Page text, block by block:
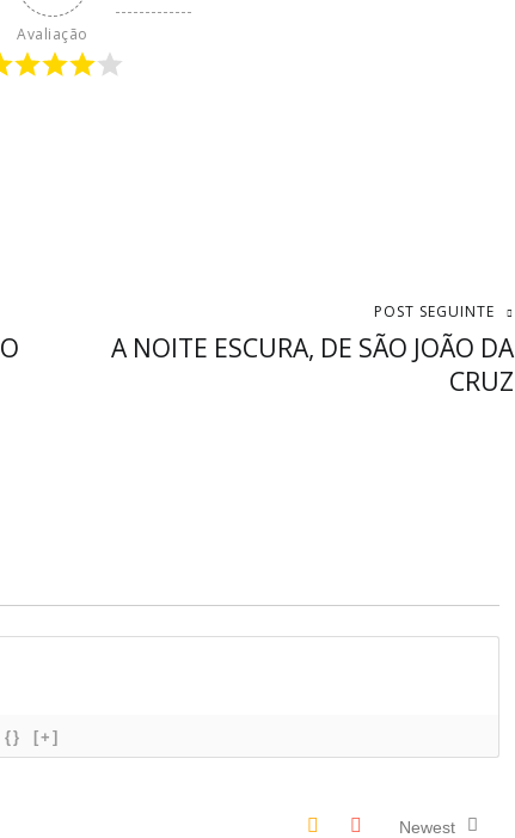
Avaliação
POST SEGUINTE
A NOITE ESCURA, DE SÃO JOÃO DA
CRUZ
{} [+]
Newest